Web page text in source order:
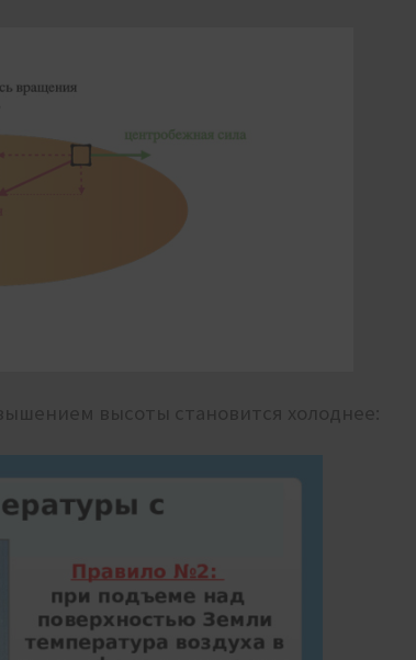
высоты становится холоднее: